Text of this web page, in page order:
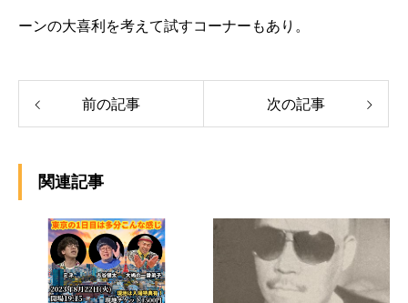
ーンの大喜利を考えて試すコーナーもあり。
前の記事 次の記事
関連記事